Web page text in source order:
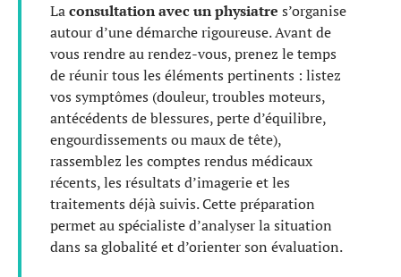
Laconsultation avec un physiatre s’organise
autour d’une démarche rigoureuse. Avant de
vous rendre au rendez-vous, prenez le temps
de réunir tous les éléments pertinents : listez
vos symptômes (douleur, troubles moteurs,
antécédents de blessures, perte d’équilibre,
engourdissements ou maux de tête),
rassemblez les comptes rendus médicaux
récents, les résultats d’imagerie et les
traitements déjà suivis. Cette préparation
permet au spécialiste d’analyser la situation
dans sa globalité et d’orienter son évaluation.